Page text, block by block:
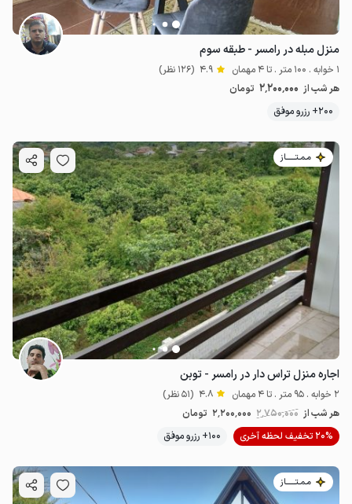
منزل مبله در رامسر - طبقه سوم
1 خوابه . 100 متر . تا 4 مهمان 4.9 (126 نظر)
هر شب از 2٬200٬000 تومان
200+ رزرو موفق
مـمـتــــــاز
اجاره منزل تراس دار در رامسر - توبن
2 خوابه . 95 متر . تا 4 مهمان 4.8 (51 نظر)
هر شب از 2٬750٬000 2٬200٬000 تومان
20% تخفیف لحظه آخری
100+ رزرو موفق
مـمـتــــــاز